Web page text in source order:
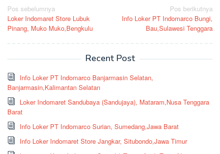
Navigasi
pos
Pos sebelumnya
Loker Indomaret Store Lubuk
Pinang, Muko Muko,Bengkulu
Pos berikutnya
Info Loker PT Indomarco Bungi,
Bau,Sulawesi Tenggara
Recent Post
Info Loker PT Indomarco Banjarmasin Selatan,
Banjarmasin,Kalimantan Selatan
Loker Indomaret Sandubaya (Sandujaya), Mataram,Nusa Tenggara
Barat
Info Loker PT Indomarco Surian, Sumedang,Jawa Barat
Info Loker Indomaret Store Jangkar, Situbondo,Jawa Timur